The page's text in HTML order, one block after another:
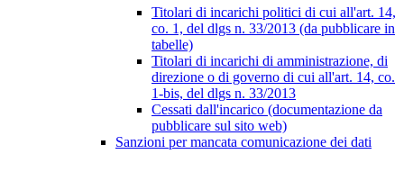
Titolari di incarichi politici di cui all'art. 14,
co. 1, del dlgs n. 33/2013 (da pubblicare in
tabelle)
Titolari di incarichi di amministrazione, di
direzione o di governo di cui all'art. 14, co.
1-bis, del dlgs n. 33/2013
Cessati dall'incarico (documentazione da
pubblicare sul sito web)
Sanzioni per mancata comunicazione dei dati